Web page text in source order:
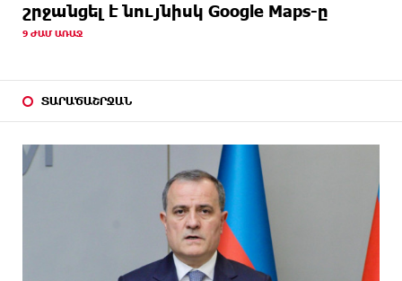
շրջանցել է նույնիսկ Google Maps-ը
9 ԺԱՄ ԱՌԱՋ
ՏԱՐԱԾԱՇՐՋԱՆ